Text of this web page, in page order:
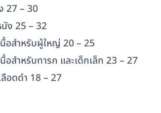
27 – 30
ง 25 – 32
นื้อสำหรับผู้ใหญ่ 20 – 25
อสำหรับทารก และเด็กเล็ก 23 – 27
อดดำ 18 – 27